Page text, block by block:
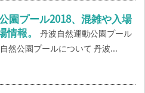
園プール2018、混雑や入場
報。
丹波自然運動公園プール
然公園プールについて 丹波...